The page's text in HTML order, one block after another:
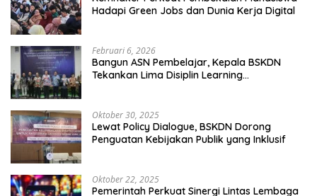
Hadapi Green Jobs dan Dunia Kerja Digital
Februari 6, 2026
Bangun ASN Pembelajar, Kepala BSKDN
Tekankan Lima Disiplin Learning
Oktober 30, 2025
Lewat Policy Dialogue, BSKDN Dorong
Penguatan Kebijakan Publik yang Inklusif
Oktober 22, 2025
Pemerintah Perkuat Sinergi Lintas Lembaga